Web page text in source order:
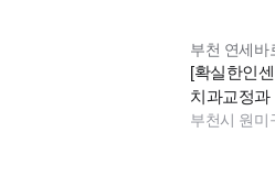
부천 연세바
[확실한인
치과교정과
님 모집(진
부천시 원미